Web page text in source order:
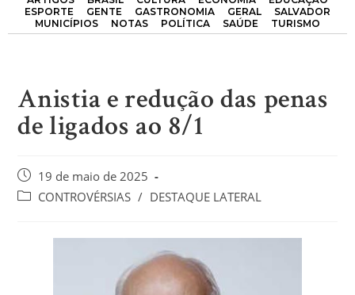
ESPORTE
GENTE GASTRONOMIA GERAL
SALVADOR
MUNICÍPIOS
NOTAS POLÍTICA SAÚDE TURISMO
Anistia e redução das penas
de ligados ao 8/1
19 de maio de 2025
CONTROVÉRSIAS / DESTAQUE LATERAL